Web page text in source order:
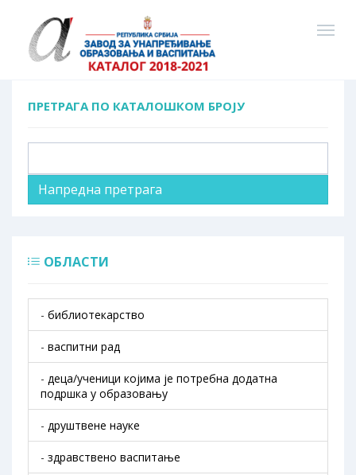
ПРЕТРАГА ПО КАТАЛОШКОМ БРОЈУ
Пронађи
Напредна претрага
ОБЛАСТИ
- библиотекарство
- васпитни рад
- деца/ученици којима је потребна додатна
подршка у образовању
- друштвене науке
- здравствено васпитање